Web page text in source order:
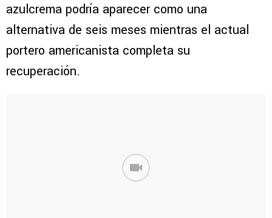
azulcrema podría aparecer como una
alternativa de seis meses mientras el actual
portero americanista completa su
recuperación.